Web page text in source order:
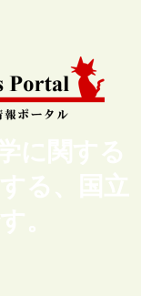
に関する
る、国立
。